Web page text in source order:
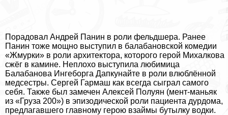
Порадовал Андрей Панин в роли фельдшера. Ранее
Панин тоже мощно выступил в балабановской комедии
«Жмурки» в роли архитектора, которого герой Михалкова
сжёг в камине. Неплохо выступила любимица
Балабанова Ингеборга Дапкунайте в роли влюблённой
медсестры. Сергeй Гармаш как всегда сыграл самого
себя. Также был замечен Алексей Полуян (мент-маньяк
из «Груза 200») в эпизодической роли пациента дурдома,
предлагавшего главному герою взаймы бутылку водки.